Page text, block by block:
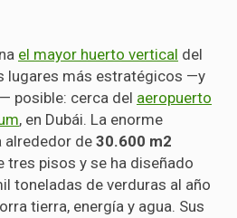
el mayor huerto vertical del
lugares más estratégicos —y
posible: cerca del aeropuerto
, en Dubái. La enorme
alrededor de 30.600 m2
tres pisos y se ha diseñado
toneladas de verduras al año
tierra, energía y agua. Sus